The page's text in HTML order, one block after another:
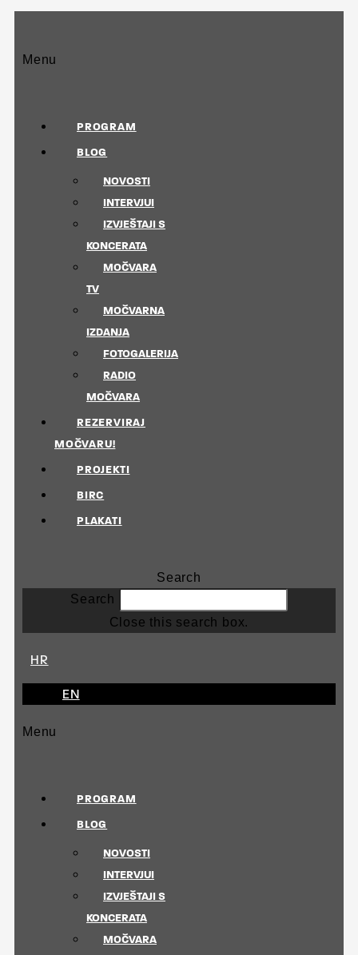
Menu
PROGRAM
BLOG
NOVOSTI
INTERVJUI
IZVJEŠTAJI S
KONCERATA
MOČVARA
TV
MOČVARNA
IZDANJA
FOTOGALERIJA
RADIO
MOČVARA
REZERVIRAJ
MOČVARU!
PROJEKTI
BIRC
PLAKATI
Search
Search
Close this search box.
HR
EN
Menu
PROGRAM
BLOG
NOVOSTI
INTERVJUI
IZVJEŠTAJI S
KONCERATA
MOČVARA